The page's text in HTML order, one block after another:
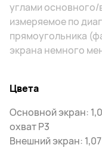
углами
измеряемое по
прямоугольника
экрана немного
Цвета
Основной экран:
охват P3
Внешний экран: